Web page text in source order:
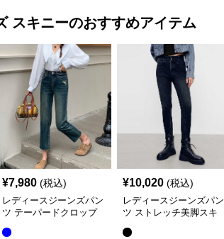
スキニーのおすすめアイテム
¥7,980 (税込)
レディースジーンズパン
ツ テーパードクロップ
¥10,020 (税込)
レディースジーンズパン
ツ ストレッチ美脚スキ